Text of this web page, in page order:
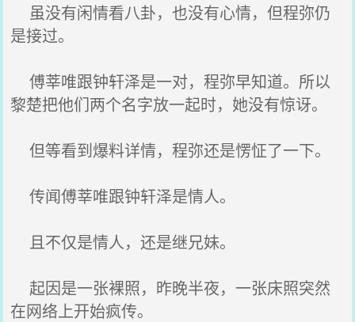
虽没有闲情看八卦，也没有心情，但程弥仍
是接过。
傅莘唯跟钟轩泽是一对，程弥早知道。所以
黎楚把他们两个名字放一起时，她没有惊讶。
但等看到爆料详情，程弥还是愣怔了一下。
传闻傅莘唯跟钟轩泽是情人。
且不仅是情人，还是继兄妹。
起因是一张裸照，昨晚半夜，一张床照突然
在网络上开始疯传。